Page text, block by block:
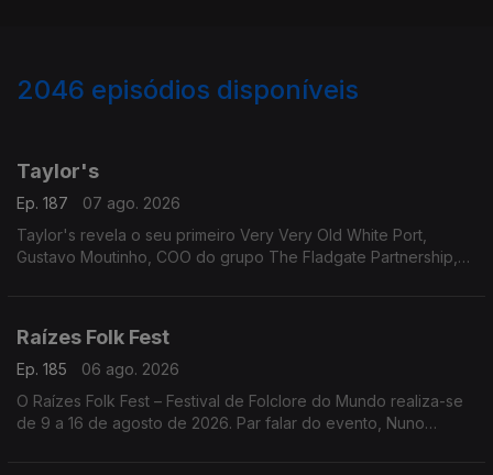
2046 episódios disponíveis
Taylor's
Ep. 187
07 ago. 2026
Taylor's revela o seu primeiro Very Very Old White Port,
Gustavo Moutinho, COO do grupo The Fladgate Partnership,
Raízes Folk Fest
Ep. 185
06 ago. 2026
O Raízes Folk Fest – Festival de Folclore do Mundo realiza-se
de 9 a 16 de agosto de 2026. Par falar do evento, Nuno